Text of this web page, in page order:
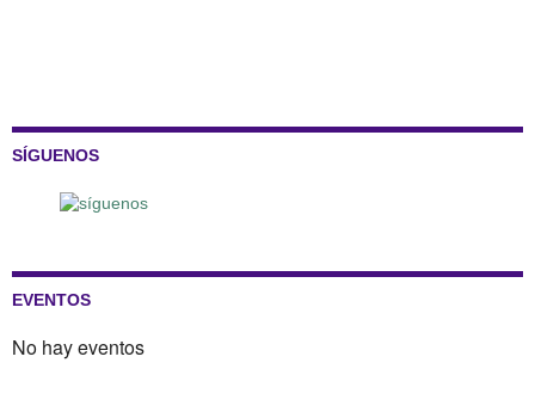
SÍGUENOS
EVENTOS
No hay eventos